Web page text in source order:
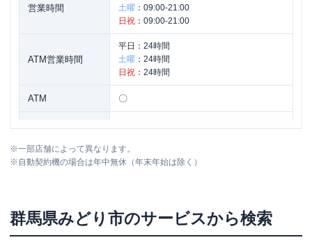
営業時間
土曜 ： 09:00-21:00
日祝 ： 09:00-21:00
ATM営業時間
平日： 24時間
土曜 ： 24時間
日祝 ： 24時間
ATM 〇
住所 群馬県みどり市笠懸町阿左美１２７５-１
※一部店舗によって異なります。
※自動契約機の場合は年中無休（年末年始は除く）
群馬県みどり市のサービスから検索